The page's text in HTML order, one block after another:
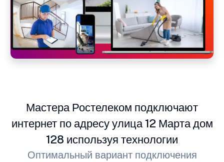
Мастера Ростелеком подключают
интернет по адресу улица 12 Марта дом
128 используя технологии
Оптимальный вариант подключения